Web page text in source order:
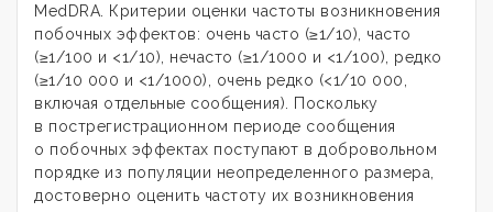
MedDRA. Критерии оценки частоты возникновения
побочных эффектов: очень часто (≥1/10), часто
(≥1/100 и <1/10), нечасто (≥1/1000 и <1/100), редко
(≥1/10 000 и <1/1000), очень редко (<1/10 000,
включая отдельные сообщения). Поскольку
в пострегистрационном периоде сообщения
о побочных эффектах поступают в добровольном
порядке из популяции неопределенного размера,
достоверно оценить частоту их возникновения